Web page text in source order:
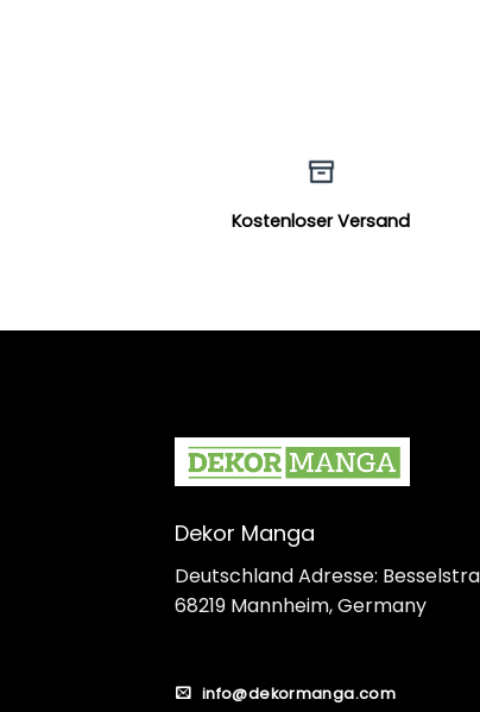
Kostenloser Versand
Dekor Manga
Deutschland Adresse:
68219 Mannheim, Germany
info@dekormanga.com